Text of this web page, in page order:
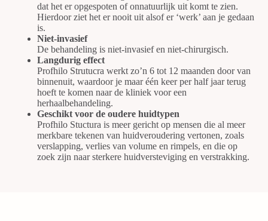
dat het er opgespoten of onnatuurlijk uit komt te zien.
Hierdoor ziet het er nooit uit alsof er ‘werk’ aan je gedaan
is.
Niet-invasief
De behandeling is niet-invasief en niet-chirurgisch.
Langdurig effect
Profhilo Strutucra werkt zo’n 6 tot 12 maanden door van
binnenuit, waardoor je maar één keer per half jaar terug
hoeft te komen naar de kliniek voor een
herhaalbehandeling.
Geschikt voor de oudere huidtypen
Profhilo Stuctura is meer gericht op mensen die al meer
merkbare tekenen van huidveroudering vertonen, zoals
verslapping, verlies van volume en rimpels, en die op
zoek zijn naar sterkere huidversteviging en verstrakking.